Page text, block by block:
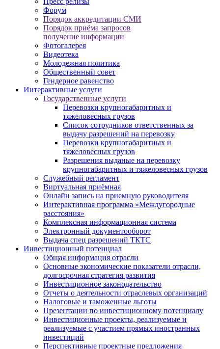
Форум
Порядок аккредитации СМИ
Порядок приёма запросов
получение информации
Фотогалерея
Видеотека
Молодежная политика
Общественный совет
Гендерное равенство
Интерактивные услуги
Государственные услуги
Перевозки крупногабаритных и
тяжеловесных грузов
Список сотрудников ответственных за
выдачу разрешений на перевозку
Перевозки крупногабаритных и
тяжеловесных грузов
Разрешения выданые на перевозку
крупногабаритных и тяжеловесных грузов
Служебный регламент
Виртуальная приёмная
Онлайн запись на приемную руководителя
Интерактивная программа «Междугородные
расстояния»
Комплексная информационная система
Электронный документооборот
Выдача спец разрешений ТКТС
Инвестиционный потенциал
Общая информация отрасли
Основные экономические показатели отрасли,
долгосрочная стратегия развития
Инвестиционное законодательство
Отчеты о деятельности отраслевых организаций
Налоговые и таможенные льготы
Презентации по инвестиционному потенциалу
Инвестиционные проекты, реализуемые и
реализуемые с участием прямых иностранных
инвестиций
Перспективные проектные предложения